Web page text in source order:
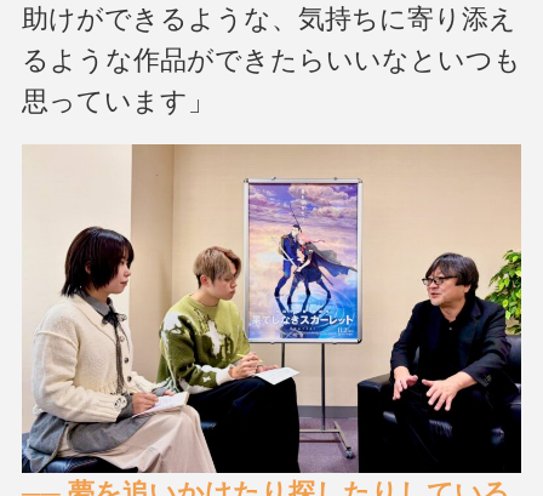
助けができるような、気持ちに寄り添え
るような作品ができたらいいなといつも
思っています」